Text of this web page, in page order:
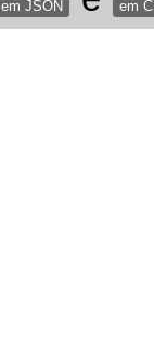
em JSON em